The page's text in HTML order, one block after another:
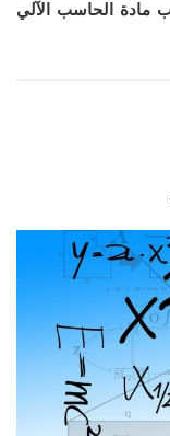
مادة الحاسب الآلي